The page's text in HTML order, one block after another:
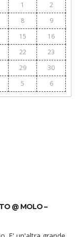
1
2
8
9
15
16
22
23
29
30
5 6
@ MOLO –